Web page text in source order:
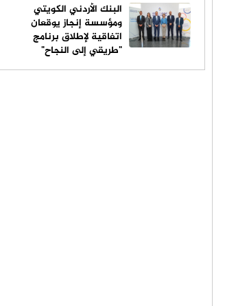
البنك الأردني الكويتي
ومؤسسة إنجاز يوقعان
اتفاقية لإطلاق برنامج
"طريقي إلى النجاح"